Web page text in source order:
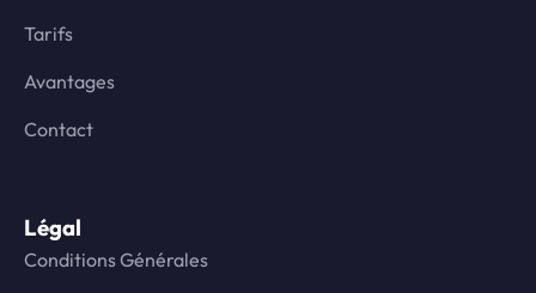
Tarifs
Avantages
Contact
Légal
Conditions Générales